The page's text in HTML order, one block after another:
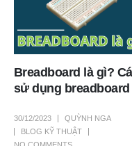
Breadboard là gì?
sử dụng breadboard
30/12/2023
QUỲNH NGA
BLOG KỸ THUẬT